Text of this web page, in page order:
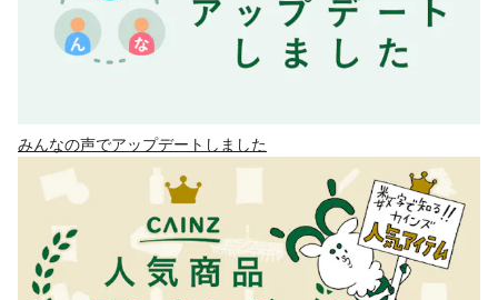
みんなの声でアップデートしました